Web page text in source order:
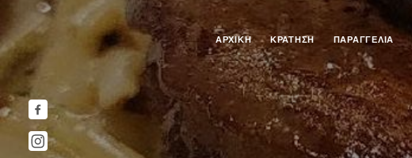
ΑΡΧΙΚΉ ΚΡΆΤΗΣΗ ΠΑΡΑΓΓΕΛΊΑ